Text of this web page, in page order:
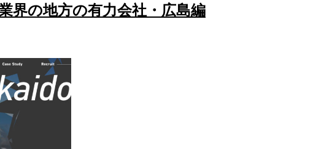
界の地方の有力会社・広島編